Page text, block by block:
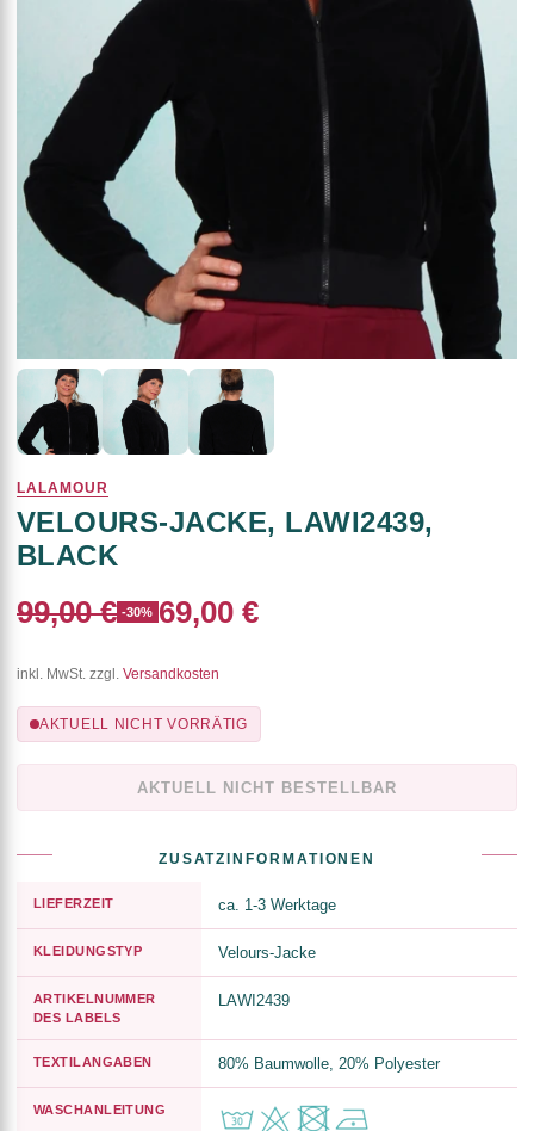
LALAMOUR
VELOURS-JACKE, LAWI2439,
BLACK
99,00 € -30% 69,00 €
inkl. MwSt. zzgl. Versandkosten
AKTUELL NICHT VORRÄTIG
AKTUELL NICHT BESTELLBAR
ZUSATZINFORMATIONEN
LIEFERZEIT ca. 1-3 Werktage
KLEIDUNGSTYP Velours-Jacke
ARTIKELNUMMER
DES LABELS
LAWI2439
TEXTILANGABEN 80% Baumwolle, 20% Polyester
WASCHANLEITUNG